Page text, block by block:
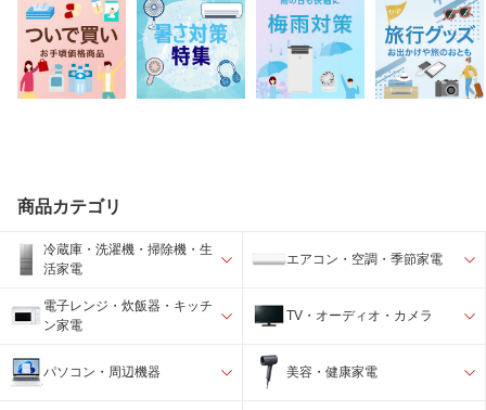
商品カテゴリ
冷蔵庫・洗濯機・掃除機・生
活家電
エアコン・空調・季節家電
電子レンジ・炊飯器・キッチ
ン家電
TV・オーディオ・カメラ
パソコン・周辺機器 美容・健康家電